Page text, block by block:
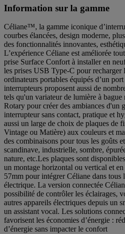
Information sur la gamme
Céliane™, la gamme iconique
courbes élancées, design moderne,
des fonctionnalités innovantes,
L’expérience Céliane est améliorée
prise Surface Confort à installer en
les prises USB Type-C pour recharger
ordinateurs portables équipés d’un
interrupteurs proposent aussi de
tels qu'un variateur de lumière à
Rotary pour créer des ambiances d'un
interrupteur sans contact, pratique et
aussi un large de choix de plaques de
Vintage ou Matière) aux couleurs et
des combinaisons pour tous les goûts
scandinave, industrielle, sombre,
nature, etc.Les plaques sont
un montage horizontal ou vertical et
57mm pour intégrer Céliane dans tous
électrique. La version connectée
possibilité de contrôler les éclairages,
autres appareils électriques depuis un
un assistant vocal. Les solutions
favorisent les économies d’énergie :
d’énergie sans impacter le confort